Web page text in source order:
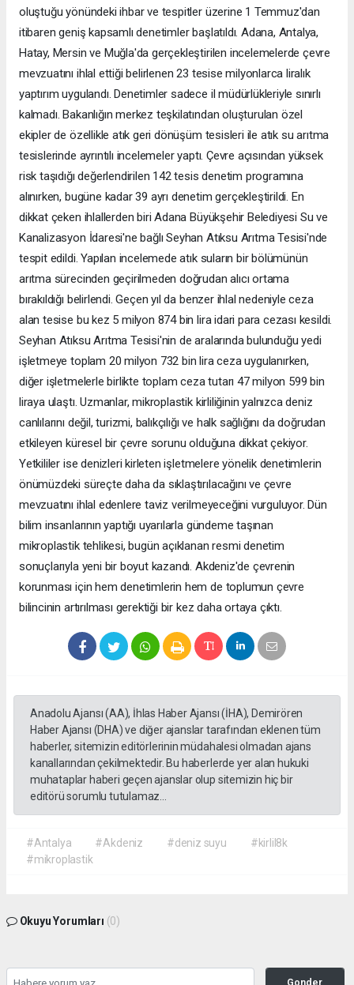
oluştuğu yönündeki ihbar ve tespitler üzerine 1 Temmuz'dan
itibaren geniş kapsamlı denetimler başlatıldı. Adana, Antalya,
Hatay, Mersin ve Muğla'da gerçekleştirilen incelemelerde çevre
mevzuatını ihlal ettiği belirlenen 23 tesise milyonlarca liralık
yaptırım uygulandı. Denetimler sadece il müdürlükleriyle sınırlı
kalmadı. Bakanlığın merkez teşkilatından oluşturulan özel
ekipler de özellikle atık geri dönüşüm tesisleri ile atık su arıtma
tesislerinde ayrıntılı incelemeler yaptı. Çevre açısından yüksek
risk taşıdığı değerlendirilen 142 tesis denetim programına
alınırken, bugüne kadar 39 ayrı denetim gerçekleştirildi. En
dikkat çeken ihlallerden biri Adana Büyükşehir Belediyesi Su ve
Kanalizasyon İdaresi'ne bağlı Seyhan Atıksu Arıtma Tesisi'nde
tespit edildi. Yapılan incelemede atık suların bir bölümünün
arıtma sürecinden geçirilmeden doğrudan alıcı ortama
bırakıldığı belirlendi. Geçen yıl da benzer ihlal nedeniyle ceza
alan tesise bu kez 5 milyon 874 bin lira idari para cezası kesildi.
Seyhan Atıksu Arıtma Tesisi'nin de aralarında bulunduğu yedi
işletmeye toplam 20 milyon 732 bin lira ceza uygulanırken,
diğer işletmelerle birlikte toplam ceza tutarı 47 milyon 599 bin
liraya ulaştı. Uzmanlar, mikroplastik kirliliğinin yalnızca deniz
canlılarını değil, turizmi, balıkçılığı ve halk sağlığını da doğrudan
etkileyen küresel bir çevre sorunu olduğuna dikkat çekiyor.
Yetkililer ise denizleri kirleten işletmelere yönelik denetimlerin
önümüzdeki süreçte daha da sıklaştırılacağını ve çevre
mevzuatını ihlal edenlere taviz verilmeyeceğini vurguluyor. Dün
bilim insanlarının yaptığı uyarılarla gündeme taşınan
mikroplastik tehlikesi, bugün açıklanan resmi denetim
sonuçlarıyla yeni bir boyut kazandı. Akdeniz'de çevrenin
korunması için hem denetimlerin hem de toplumun çevre
bilincinin artırılması gerektiği bir kez daha ortaya çıktı.
Anadolu Ajansı (AA), İhlas Haber Ajansı (İHA), Demirören
Haber Ajansı (DHA) ve diğer ajanslar tarafından eklenen tüm
haberler, sitemizin editörlerinin müdahalesi olmadan ajans
kanallarından çekilmektedir. Bu haberlerde yer alan hukuki
muhataplar haberi geçen ajanslar olup sitemizin hiç bir
editörü sorumlu tutulamaz...
#Antalya #Akdeniz #deniz suyu
#kirlil8k
#mikroplastik
Okuyu Yorumları (0)
Gonder